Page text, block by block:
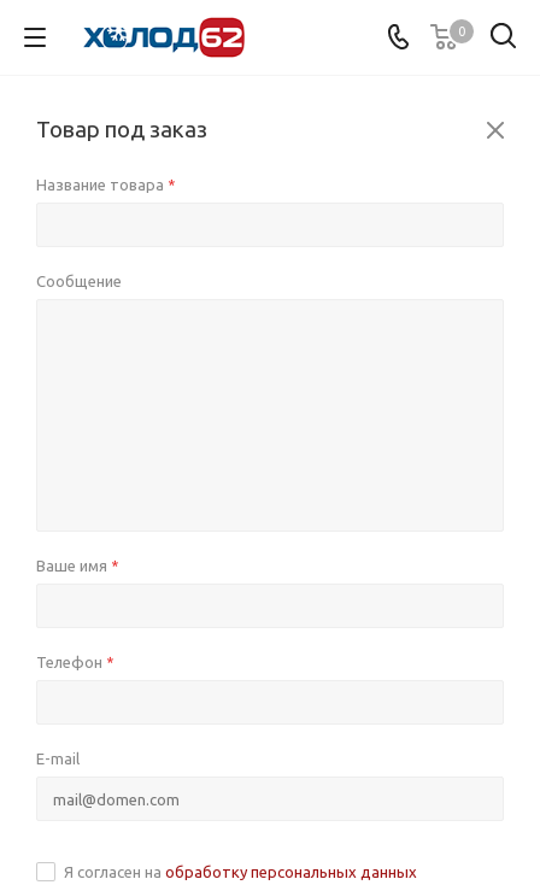
0
Товар под заказ
Название товара *
Сообщение
Ваше имя *
Телефон *
E-mail
Я согласен на обработку персональных данных